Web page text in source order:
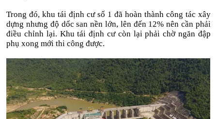
Trong đó, khu tái định cư số 1 đã hoàn thành công tác xây
dựng nhưng độ dốc san nền lớn, lên đến 12% nên cần phải
điều chỉnh lại. Khu tái định cư còn lại phải chờ ngăn đập
phụ xong mới thi công được.